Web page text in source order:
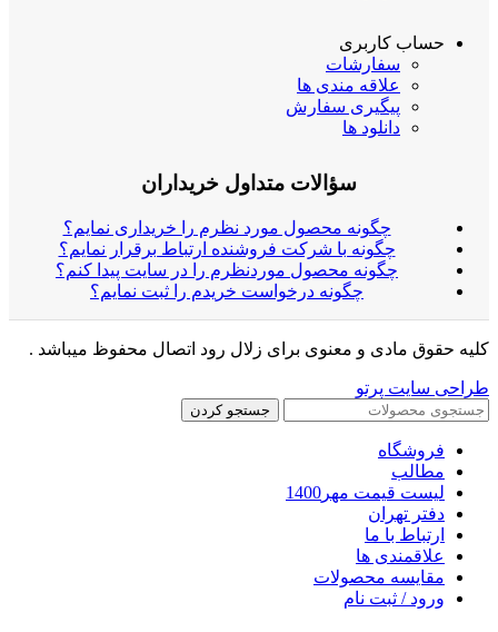
حساب کاربری
سفارشات
علاقه مندی ها
پیگیری سفارش
دانلود ها
سؤالات متداول خریداران
چگونه محصول مورد نظرم را خریداری نمایم؟
چگونه با شرکت فروشنده ارتباط برقرار نمایم؟
چگونه محصول موردنظرم را در سایت پیدا کنم؟
چگونه درخواست خریدم را ثبت نمایم؟
کلیه حقوق مادی و معنوی برای زلال رود اتصال محفوظ میباشد .
طراحی سایت پرتو
جستجو کردن
فروشگاه
مطالب
لیست قیمت مهر1400
دفتر تهران
ارتباط با ما
علاقمندی ها
مقایسه محصولات
ورود / ثبت نام